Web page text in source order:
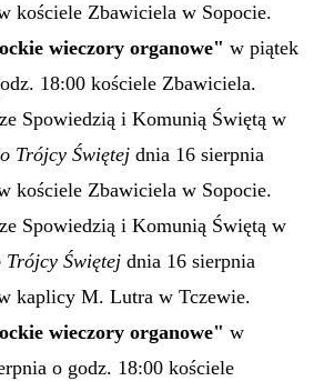
kościele Zbawiciela w Sopocie.
wieczory organowe" w piątek
18:00 kościele Zbawiciela.
ze Spowiedzią i Komunią Świętą w
Trójcy Świętej dnia 16 sierpnia
kościele Zbawiciela w Sopocie.
ze Spowiedzią i Komunią Świętą w
Trójcy Świętej dnia 16 sierpnia
kaplicy M. Lutra w Tczewie.
wieczory organowe" w
o godz. 18:00 kościele